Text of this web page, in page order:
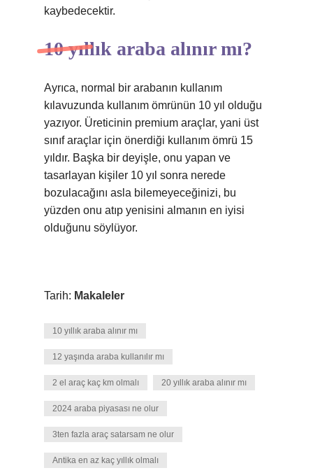
kaybedecektir.
10 yıllık araba alınır mı?
Ayrıca, normal bir arabanın kullanım
kılavuzunda kullanım ömrünün 10 yıl olduğu
yazıyor. Üreticinin premium araçlar, yani üst
sınıf araçlar için önerdiği kullanım ömrü 15
yıldır. Başka bir deyişle, onu yapan ve
tasarlayan kişiler 10 yıl sonra nerede
bozulacağını asla bilemeyeceğinizi, bu
yüzden onu atıp yenisini almanın en iyisi
olduğunu söylüyor.
Tarih: Makaleler
10 yıllık araba alınır mı
12 yaşında araba kullanılır mı
2 el araç kaç km olmalı 20 yıllık araba alınır mı
2024 araba piyasası ne olur
3ten fazla araç satarsam ne olur
Antika en az kaç yıllık olmalı